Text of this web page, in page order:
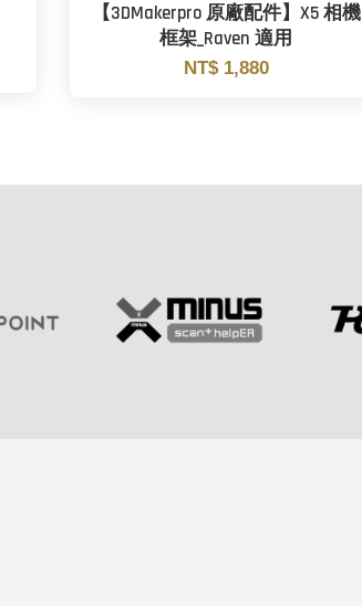
【3DMakerpro 原廠配件】X5 相機
框架_Raven 適用
NT$ 1,880